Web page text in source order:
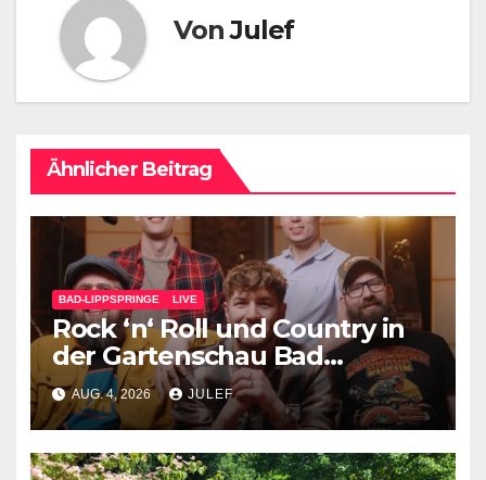
VonJulef
Ähnlicher Beitrag
BAD-LIPPSPRINGE LIVE
Rock ‘n‘ Roll und Country in
der Gartenschau Bad
Lippspringe
AUG. 4, 2026 JULEF